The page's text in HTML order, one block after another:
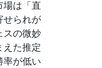
場は「直
せられが
スの微妙
えた推定
率が低い